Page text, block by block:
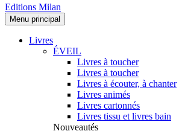
Editions Milan
Menu principal
Livres
ÉVEIL
Livres à toucher
Livres à toucher
Livres à écouter, à chanter
Livres animés
Livres cartonnés
Livres tissu et livres bain
Nouveautés